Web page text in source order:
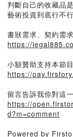
判斷自己的收藏品
藝術投資到底行不
書狀需求、契約需
https://
小額贊助支持本節目
https://
留言告訴我你對這
https://
d?m=comment
Powered by